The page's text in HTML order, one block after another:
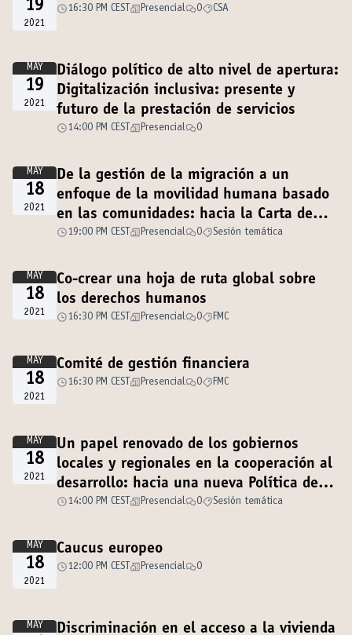
19
2021
16:30 PM CEST Presencial 0 CSA
MAY
19
2021
Diálogo político de alto nivel de apertura:
Digitalización inclusiva: presente y
futuro de la prestación de servicios
14:00 PM CEST Presencial 0
MAY
18
2021
De la gestión de la migración a un
enfoque de la movilidad humana basado
en las comunidades: hacia la Carta de
Lampedusa
19:00 PM CEST Presencial 0 Sesión temática
MAY
18
2021
Co-crear una hoja de ruta global sobre
los derechos humanos
16:30 PM CEST Presencial 0 FMC
MAY
18
2021
Comité de gestión financiera
16:30 PM CEST Presencial 0 FMC
MAY
18
2021
Un papel renovado de los gobiernos
locales y regionales en la cooperación al
desarrollo: hacia una nueva Política de
CGLU
14:00 PM CEST Presencial 0 Sesión temática
MAY
18
2021
Caucus europeo
12:00 PM CEST Presencial 0
MAY Discriminación en el acceso a la vivienda